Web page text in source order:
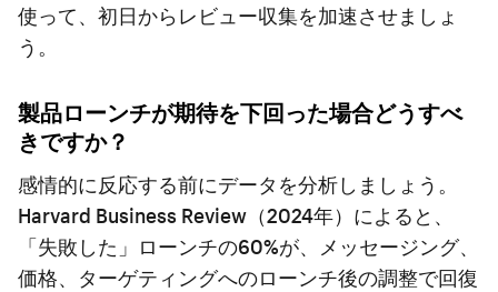
使って、初日からレビュー収集を加速させましょ
う。
製品ローンチが期待を下回った場合どうすべ
きですか？
感情的に反応する前にデータを分析しましょう。
Harvard Business Review（2024年）によると、
「失敗した」ローンチの60%が、メッセージング、
価格、ターゲティングへのローンチ後の調整で回復